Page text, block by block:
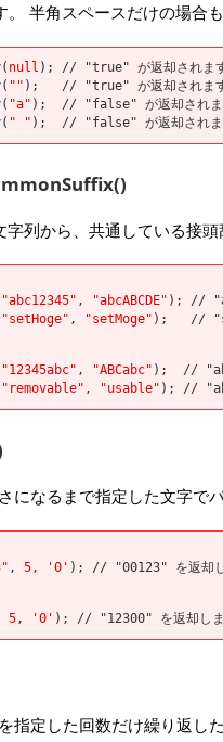
半角スペースだけの場合も
null ); // "true" が返却されま
"" ); // "true" が返却されま
"a" ); // "false" が返却されま
" " ); // "false" が返却されま
列から、共通している接頭
"abc12345" , "abcABCDE" ); //
"setHoge" , "setMoge" ); //
"12345abc" , "ABCabc" ); //
"removable" , "usable" ); //
なるまで指定した文字で
, 5 , '0' ); // "00123" を返却
5 , '0' ); // "12300" を返却し
定した回数だけ繰り返し